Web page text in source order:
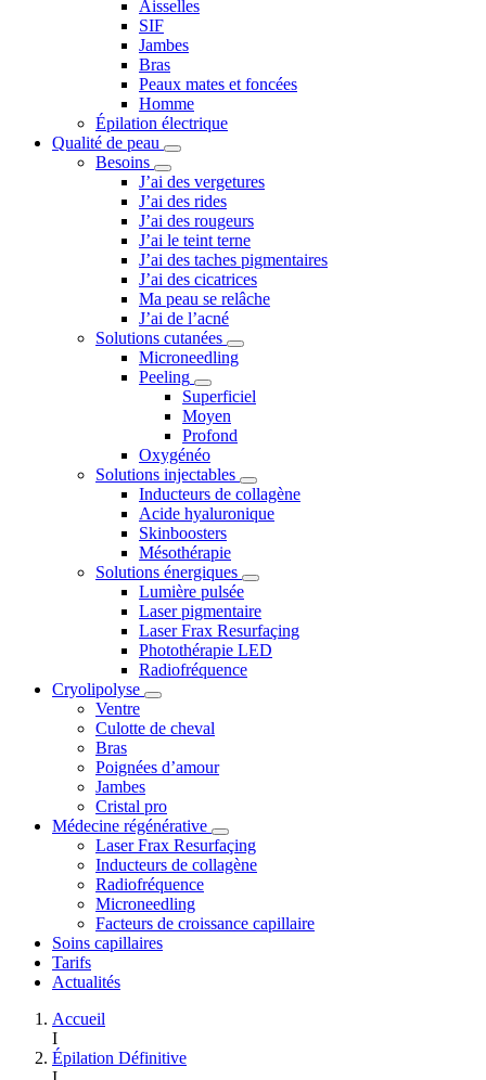
Aisselles
SIF
Jambes
Bras
Peaux mates et foncées
Homme
Épilation électrique
Qualité de peau
Besoins
J’ai des vergetures
J’ai des rides
J’ai des rougeurs
J’ai le teint terne
J’ai des taches pigmentaires
J’ai des cicatrices
Ma peau se relâche
J’ai de l’acné
Solutions cutanées
Microneedling
Peeling
Superficiel
Moyen
Profond
Oxygénéo
Solutions injectables
Inducteurs de collagène
Acide hyaluronique
Skinboosters
Mésothérapie
Solutions énergiques
Lumière pulsée
Laser pigmentaire
Laser Frax Resurfaçing
Photothérapie LED
Radiofréquence
Cryolipolyse
Ventre
Culotte de cheval
Bras
Poignées d’amour
Jambes
Cristal pro
Médecine régénérative
Laser Frax Resurfaçing
Inducteurs de collagène
Radiofréquence
Microneedling
Facteurs de croissance capillaire
Soins capillaires
Tarifs
Actualités
Accueil
I
Épilation Définitive